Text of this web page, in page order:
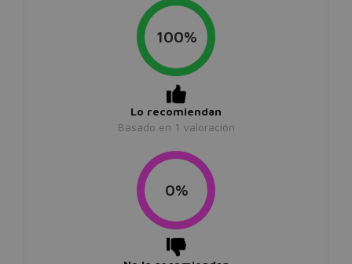
100%
Lo recomiendan
Basado en 1 valoración
0%